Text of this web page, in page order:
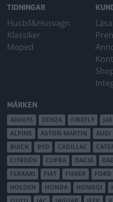
TIDNINGAR
Husbil&Husvagn
Klassiker
Moped
MÄRKEN
AIWAYS DENZA FIREFLY
ALPINE
ASTON MARTIN AUDI
BUICK
BYD CADILLAC
CITROËN
CUPRA DACIA
FERRARI
FIAT FISKER FORD
HOLDEN
HONDA HONGQI